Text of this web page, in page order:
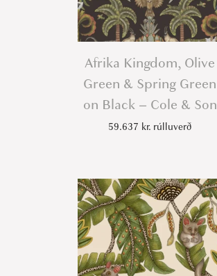
Afrika Kingdom, Olive
Green & Spring Green
on Black – Cole & Son
59.637 kr. rúlluverð